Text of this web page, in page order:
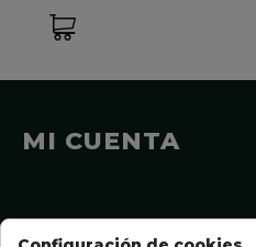
MI CUENTA
INFORMACIÓN